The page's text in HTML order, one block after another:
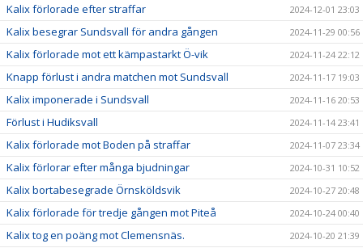
Kalix förlorade efter straffar 2024-12-01 23:03
Kalix besegrar Sundsvall för andra gången 2024-11-29 00:56
Kalix förlorade mot ett kämpastarkt Ö-vik 2024-11-24 22:12
Knapp förlust i andra matchen mot Sundsvall 2024-11-17 19:03
Kalix imponerade i Sundsvall 2024-11-16 20:53
Förlust i Hudiksvall 2024-11-14 23:41
Kalix förlorade mot Boden på straffar 2024-11-07 23:34
Kalix förlorar efter många bjudningar 2024-10-31 10:52
Kalix bortabesegrade Örnsköldsvik 2024-10-27 20:48
Kalix förlorade för tredje gången mot Piteå 2024-10-24 00:40
Kalix tog en poäng mot Clemensnäs. 2024-10-20 21:39